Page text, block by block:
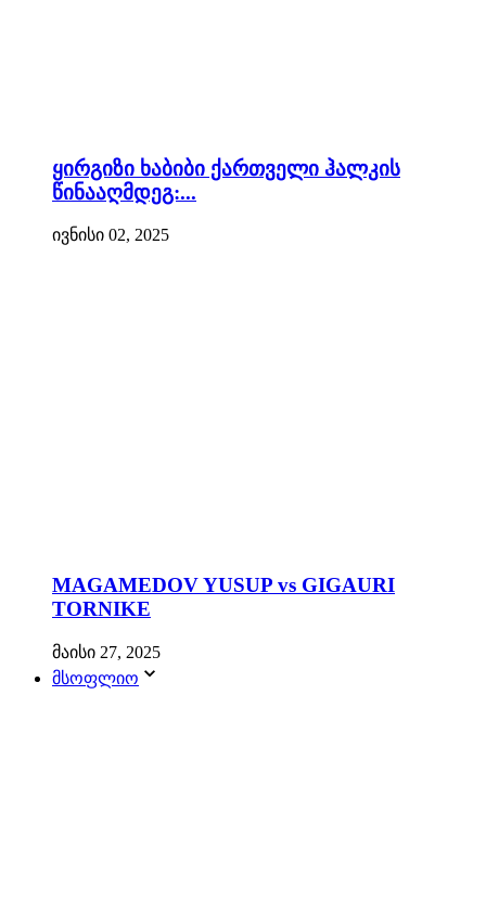
ყირგიზი ხაბიბი ქართველი ჰალკის
წინააღმდეგ:...
ივნისი 02, 2025
MAGAMEDOV YUSUP vs GIGAURI
TORNIKE
მაისი 27, 2025
მსოფლიო